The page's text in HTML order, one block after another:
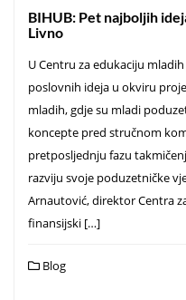
BIHUB: Pet najboljih
Livno
U Centru za edukaciju
poslovnih ideja u okviru
mladih, gdje su mladi
koncepte pred stručnom
pretposljednju fazu
razviju svoje poduzetničke
Arnautović, direktor Centra
finansijski […]
Blog